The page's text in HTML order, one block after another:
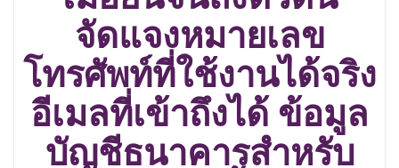
จัดแจงหมายเลข
โทรศัพท์ที่ใช้งานได้จริง
อีเมลที่เข้าถึงได้ ข้อมูล
บัญชีธนาคารสำหรับ